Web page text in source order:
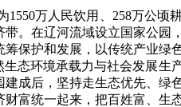
万人民饮用、258万公顷
。在辽河流域设立国家公
保护和发展，以传统产业绿
态环境承载力与社会发展生
成后，坚持走生态优先、绿
富统一起来，把百姓富、生